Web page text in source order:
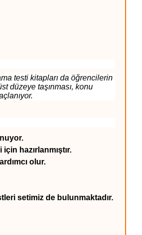
testi kitapları da öğrencilerin
düzeye taşınması, konu
hazırlanmıştır.
olur.
setimiz de bulunmaktadır.